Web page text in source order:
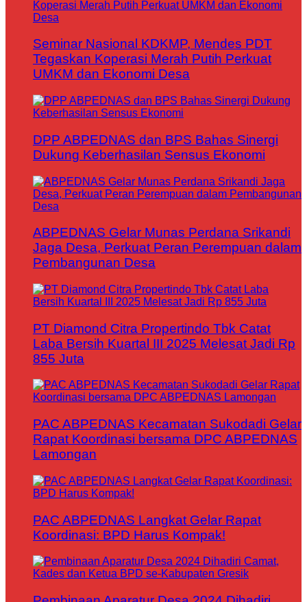
Seminar Nasional KDKMP, Mendes PDT
Tegaskan Koperasi Merah Putih Perkuat
UMKM dan Ekonomi Desa
DPP ABPEDNAS dan BPS Bahas Sinergi
Dukung Keberhasilan Sensus Ekonomi
ABPEDNAS Gelar Munas Perdana Srikandi
Jaga Desa, Perkuat Peran Perempuan dalam
Pembangunan Desa
PT Diamond Citra Propertindo Tbk Catat
Laba Bersih Kuartal III 2025 Melesat Jadi Rp
855 Juta
PAC ABPEDNAS Kecamatan Sukodadi Gelar
Rapat Koordinasi bersama DPC ABPEDNAS
Lamongan
PAC ABPEDNAS Langkat Gelar Rapat
Koordinasi: BPD Harus Kompak!